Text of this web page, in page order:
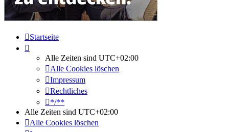
Startseite
Alle Zeiten sind UTC+02:00
Alle Cookies löschen
Impressum
Rechtliches
*/**
Alle Zeiten sind UTC+02:00
Alle Cookies löschen